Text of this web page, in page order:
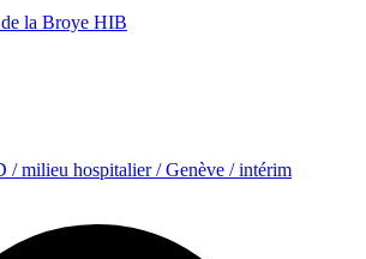
la Broye HIB
/ milieu hospitalier / Genève / intérim